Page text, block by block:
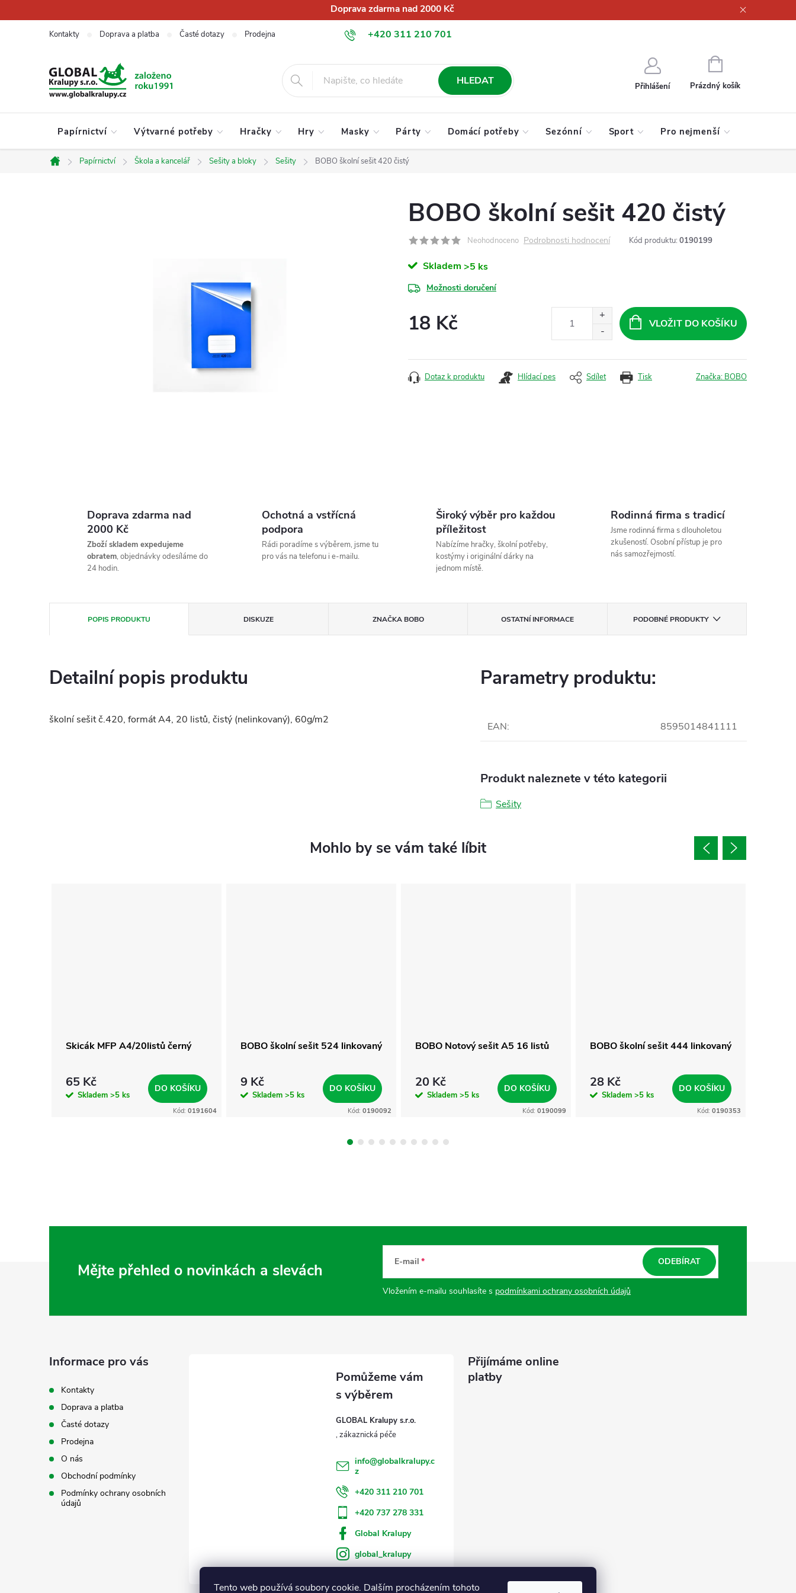
Tento web používá soubory cookie. Dalším procházením tohoto
na
Doprava zdarma nad 2000 Kč
+420 311 210 701
info@globalkralupy.cz
Kontakty Doprava a platba Časté dotazy Prodejna Obchodní podmínky Podmínky ochrany osobních údajů
HLEDAT Přihlášení
NÁKUPNÍ
KOŠÍK
Prázdný košík
Papírnictví Výtvarné potřeby Hračky Hry Masky Párty Domácí potřeby Sezónní Sport Pro nejmenší
Domů
Papírnictví Škola a kancelář Sešity a bloky Sešity BOBO školní sešit 420 čistý
BOBO školní sešit 420 čistý
Neohodnoceno Podrobnosti hodnocení Kód produktu: 0190199
Skladem >5 ks
Možnosti doručení
18 Kč VLOŽIT DO KOŠÍKU
Tisk
Dotaz k produktu Hlídací pes Sdílet Značka: BOBO
Doprava zdarma nad
2000 Kč
Zboží skladem expedujeme
obratem, objednávky odesíláme do
24 hodin.
Ochotná a vstřícná
podpora
Rádi poradíme s výběrem, jsme tu
pro vás na telefonu i e-mailu.
Široký výběr pro každou
příležitost
Nabízíme hračky, školní potřeby,
kostýmy i originální dárky na
jednom místě.
Rodinná firma s tradicí
Jsme rodinná firma s dlouholetou
zkušeností. Osobní přístup je pro
nás samozřejmostí.
POPIS PRODUKTU DISKUZE ZNAČKABOBO OSTATNÍ INFORMACE PODOBNÉ PRODUKTY
Detailní popis produktu
školní sešit č.420, formát A4, 20 listů, čistý (nelinkovaný), 60g/m2
Parametry produktu:
EAN: 8595014841111
Produkt naleznete v této kategorii
Sešity
Skicák MFP A4/20listů černý
65 Kč
Skladem >5 ks
DO KOŠÍKU
Kód: 0191604
BOBO školní sešit 524 linkovaný
9 Kč
Skladem >5 ks
DO KOŠÍKU
Kód: 0190092
BOBO Notový sešit A5 16 listů
20 Kč
Skladem >5 ks
DO KOŠÍKU
Kód: 0190099
BOBO školní sešit 444 linkovaný
28 Kč
Skladem >5 ks
DO KOŠÍKU
Kód: 0190353
Mějte přehled o novinkách a slevách E-mail
Vložením e-mailu souhlasíte s podmínkami ochrany osobních údajů
ODEBÍRAT
Informace pro vás
Kontakty
Doprava a platba
Časté dotazy
Prodejna
O nás
Obchodní podmínky
Podmínky ochrany osobních
údajů
GLOBAL Kralupy s.r.o.
info@globalkralupy.c
z
+420 311 210 701
+420 737 278 331
Global Kralupy
global_kralupy
Přijímáme online
platby